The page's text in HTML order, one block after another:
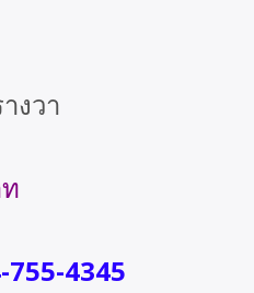
งวา
4345